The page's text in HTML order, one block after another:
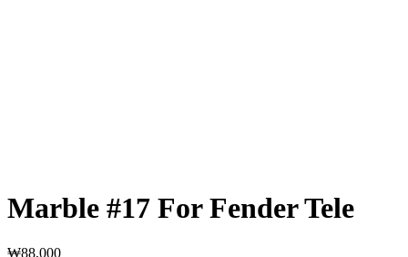
Marble #17 For Fender Tele
₩88,000